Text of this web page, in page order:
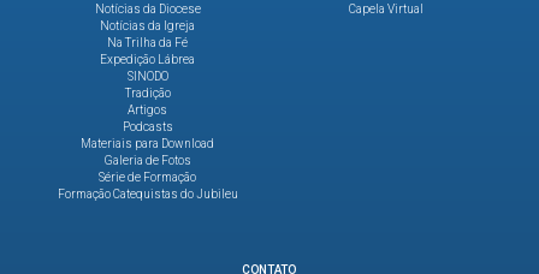
Notícias da Diocese
Notícias da Igreja
Na Trilha da Fé
Expedição Lábrea
SINODO
Tradição
Artigos
Podcasts
Materiais para Download
Galeria de Fotos
Série de Formação
Formação Catequistas do Jubileu
Capela Virtual
CONTATO